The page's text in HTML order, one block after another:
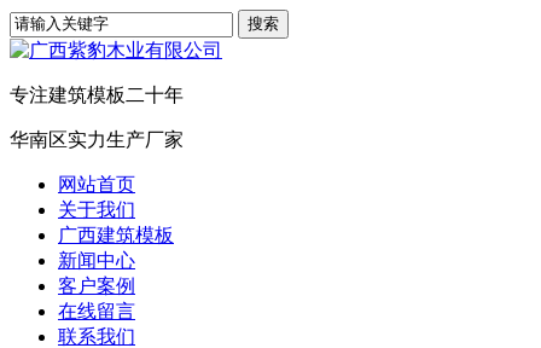
专注建筑模板二十年
华南区实力生产厂家
网站首页
关于我们
广西建筑模板
新闻中心
客户案例
在线留言
联系我们